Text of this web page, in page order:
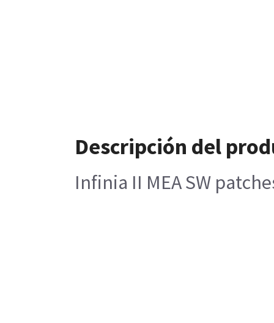
Descripción del
Infinia II MEA SW